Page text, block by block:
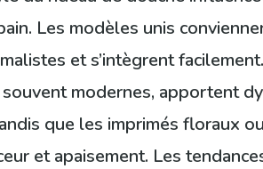
Les modèles unis
et s’intègrent
modernes, apportent
que les imprimés floraux
et apaisement. Les